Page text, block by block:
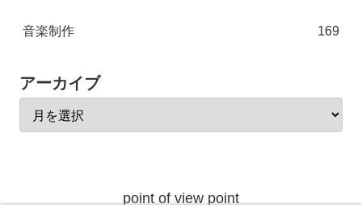
音楽制作 169
アーカイブ
point of view point